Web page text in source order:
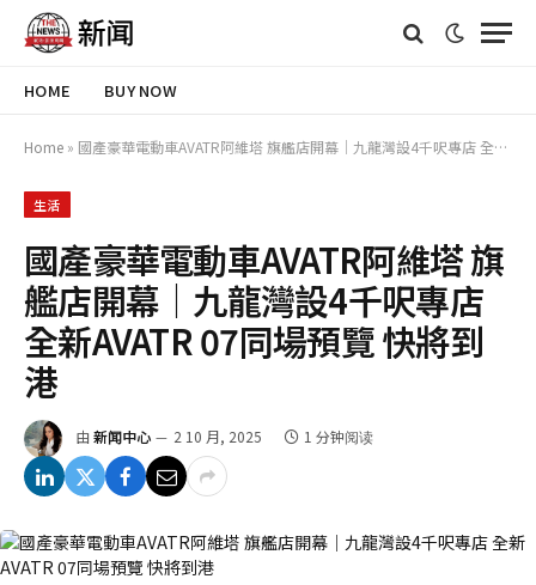
HOME BUY NOW
Home » 國產豪華電動車AVATR阿維塔 旗艦店開幕│九龍灣設4千呎專店 全新AVATR 07同場預覽 快將到港
生活
國產豪華電動車AVATR阿維塔 旗
艦店開幕│九龍灣設4千呎專店
全新AVATR 07同場預覽 快將到
港
由 新闻中心 2 10 月, 2025 1 分钟阅读